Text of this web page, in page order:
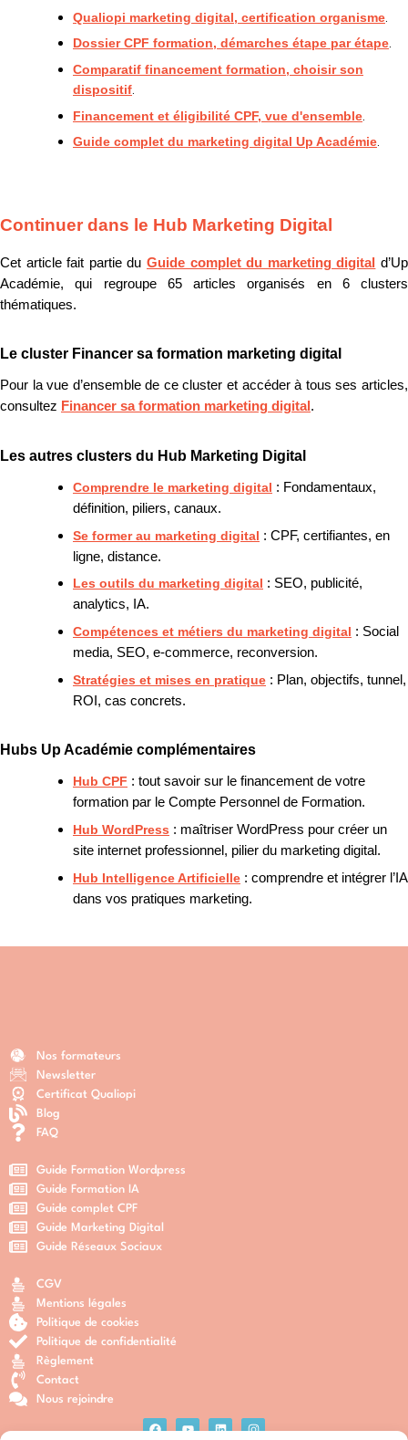
Qualiopi marketing digital, certification organisme
Dossier CPF formation, démarches étape par étape.
Comparatif financement formation, choisir son
dispositif.
Financement et éligibilité CPF, vue d'ensemble
Guide complet du marketing digital Up Académie.
Continuer dans le Hub Marketing Digital
Cet article fait partie du Guide complet du marketing digital d’Up
Académie, qui regroupe 65 articles organisés en 6 clusters
thématiques.
Le cluster Financer sa formation marketing digital
Pour la vue d’ensemble de ce cluster et accéder à tous ses articles,
consultez Financer sa formation marketing digital .
Les autres clusters du Hub Marketing Digital
Comprendre le marketing digital : Fondamentaux,
définition, piliers, canaux.
Se former au marketing digital : CPF, certifiantes, en
ligne, distance.
Les outils du marketing digital : SEO, publicité,
analytics, IA.
Compétences et métiers du marketing digital : Social
media, SEO, e-commerce, reconversion.
Stratégies et mises en pratique : Plan, objectifs, tunnel,
ROI, cas concrets.
Hubs Up Académie complémentaires
Hub CPF : tout savoir sur le financement de votre
formation par le Compte Personnel de Formation.
Hub WordPress : maîtriser WordPress pour créer un
site internet professionnel, pilier du marketing digital.
Hub Intelligence Artificielle : comprendre et intégrer l’IA
dans vos pratiques marketing.
Nos formateurs
Newsletter
Certificat Qualiopi
Blog
FAQ
Guide Formation Wordpress
Guide Formation IA
Guide complet CPF
Guide Marketing Digital
Guide Réseaux Sociaux
CGV
Mentions légales
Politique de cookies
Politique de confidentialité
Règlement
Contact
Nous rejoindre